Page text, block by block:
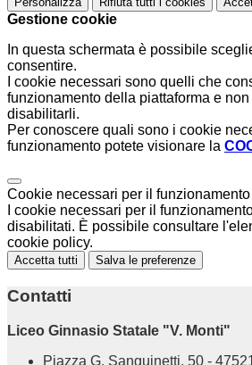
Gestione cookie
In questa schermata è possibile
consentire.
I cookie necessari sono quelli che
funzionamento della piattaforma e
disabilitarli.
Per conoscere quali sono i cookie
funzionamento potete visionare la
Cookie necessari per il funzionamento
I cookie necessari per il
disabilitati. È possibile consultare
cookie policy.
Accetta tutti Salva le preferenze
Contatti
Liceo Ginnasio Statale "V. Monti"
Piazza G. Sanguinetti, 50 -